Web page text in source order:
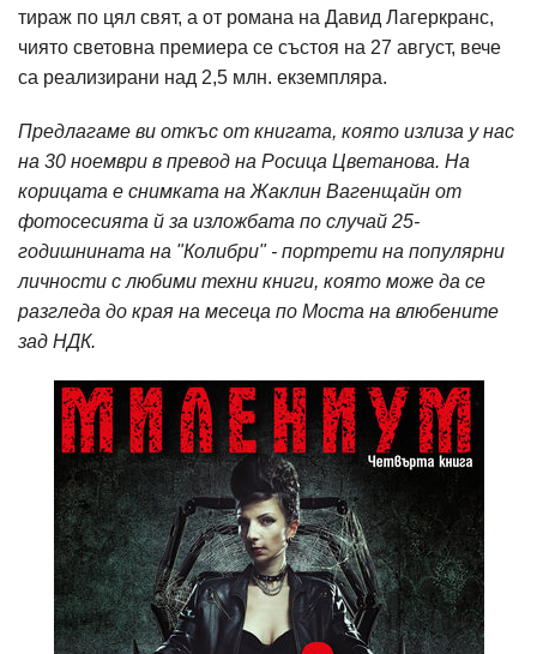
тираж по цял свят, а от романа на Давид Лагеркранс,
чиято световна премиера се състоя на 27 август, вече
са реализирани над 2,5 млн. екземпляра.
Предлагаме ви откъс от книгата, която излиза у нас
на 30 ноември в превод на Росица Цветанова. На
корицата е снимката на Жаклин Вагенщайн от
фотосесията й за изложбата по случай 25-
годишнината на "Колибри" - портрети на популярни
личности с любими техни книги, която може да се
разгледа до края на месеца по Моста на влюбените
зад НДК.